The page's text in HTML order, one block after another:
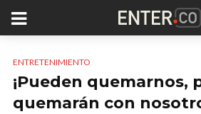
ENTRETENIMIENTO
¡Pueden quemarnos,
quemarán con